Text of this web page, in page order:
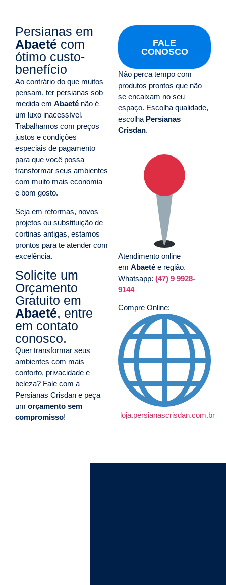
Persianas em
Abaeté com
ótimo custo-
benefício
Ao contrário do que muitos
pensam, ter persianas sob
medida em Abaeté não é
um luxo inacessível.
Trabalhamos com preços
justos e condições
especiais de pagamento
para que você possa
transformar seus ambientes
com muito mais economia
e bom gosto.
Seja em reformas, novos
projetos ou substituição de
cortinas antigas, estamos
prontos para te atender com
excelência.
Solicite um
Orçamento
Gratuito em
Abaeté, entre
em contato
conosco.
Quer transformar seus
ambientes com mais
conforto, privacidade e
beleza? Fale com a
Persianas Crisdan e peça
um orçamento sem
compromisso!
FALE
CONOSCO
Não perca tempo com
produtos prontos que não
se encaixam no seu
espaço. Escolha qualidade,
escolha Persianas
Crisdan.
Atendimento online
em Abaeté e região.
Whatsapp: (47) 9 9928-
9144
Compre Online:
loja.persianascrisdan.com.br